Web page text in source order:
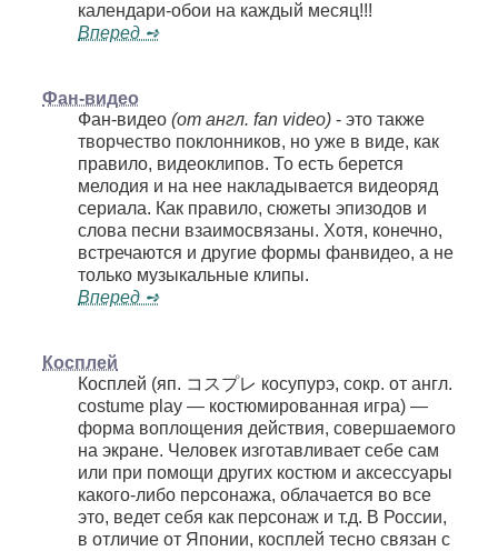
календари-обои на каждый месяц!!!
Вперед ➺
Фан-видео
Фан-видео (от англ. fan video) - это также
творчество поклонников, но уже в виде, как
правило, видеоклипов. То есть берется
мелодия и на нее накладывается видеоряд
сериала. Как правило, сюжеты эпизодов и
слова песни взаимосвязаны. Хотя, конечно,
встречаются и другие формы фанвидео, а не
только музыкальные клипы.
Вперед ➺
Косплей
Косплей (яп. コスプレ косупурэ, сокр. от англ.
costume play — костюмированная игра) —
форма воплощения действия, совершаемого
на экране. Человек изготавливает себе сам
или при помощи других костюм и аксессуары
какого-либо персонажа, облачается во все
это, ведет себя как персонаж и т.д. В России,
в отличие от Японии, косплей тесно связан с